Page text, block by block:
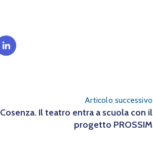
Articolo successivo
Cosenza. Il teatro entra a scuola con il
progetto PROSSIM